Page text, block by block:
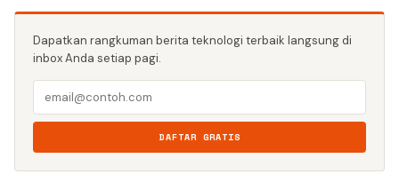
Dapatkan rangkuman berita teknologi terbaik langsung di
inbox Anda setiap pagi.
DAFTAR GRATIS